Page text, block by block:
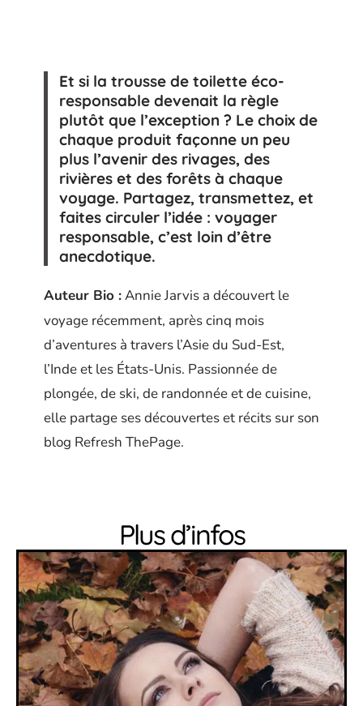
Et si la trousse de toilette éco-
responsable devenait la règle
plutôt que l’exception ? Le choix de
chaque produit façonne un peu
plus l’avenir des rivages, des
rivières et des forêts à chaque
voyage. Partagez, transmettez, et
faites circuler l’idée : voyager
responsable, c’est loin d’être
anecdotique.
Auteur Bio :Annie Jarvis a découvert le
voyage récemment, après cinq mois
d’aventures à travers l’Asie du Sud-Est,
l’Inde et les États-Unis. Passionnée de
plongée, de ski, de randonnée et de cuisine,
elle partage ses découvertes et récits sur son
blog Refresh ThePage.
Plus d’infos